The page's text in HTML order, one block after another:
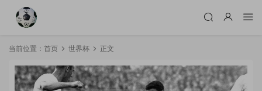
当前位置： 首页 世界杯 正文